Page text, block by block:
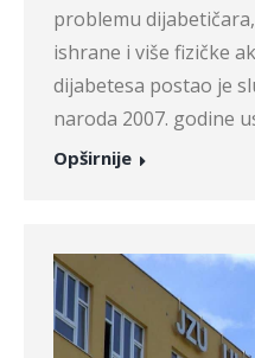
problemu
ishrane i više fizičke
dijabetesa postao je
naroda 2007. godine
Opširnije